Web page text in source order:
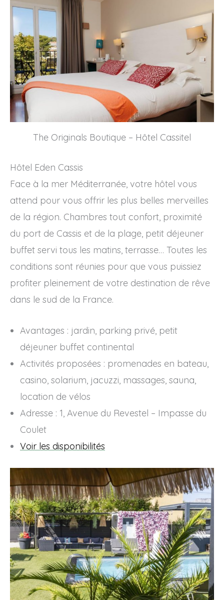
The Originals Boutique – Hôtel Cassitel
Hôtel Eden Cassis
Face à la mer Méditerranée, votre hôtel vous
attend pour vous offrir les plus belles merveilles
de la région. Chambres tout confort, proximité
du port de Cassis et de la plage, petit déjeuner
buffet servi tous les matins, terrasse… Toutes les
conditions sont réunies pour que vous puissiez
profiter pleinement de votre destination de rêve
dans le sud de la France.
Avantages : jardin, parking privé, petit
déjeuner buffet continental
Activités proposées : promenades en bateau,
casino, solarium, jacuzzi, massages, sauna,
location de vélos
Adresse : 1, Avenue du Revestel – Impasse du
Coulet
Voir les disponibilités